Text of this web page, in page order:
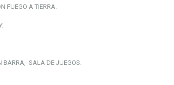
FUEGO A TIERRA.
BARRA, SALA DE JUEGOS.